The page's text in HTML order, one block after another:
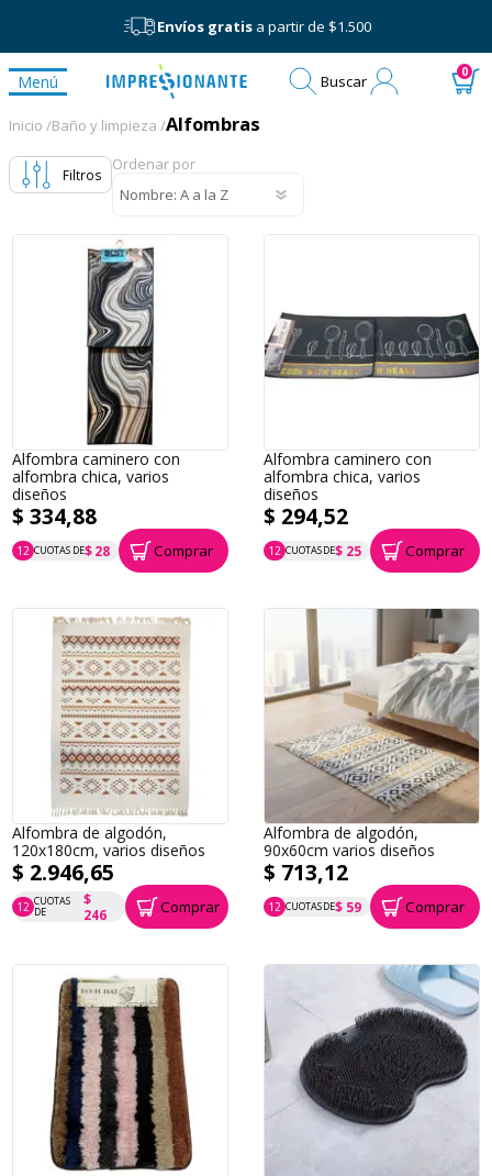
Envíos gratisa partir de $1.500
Menú Buscar 0
Alfombras
Inicio /Baño y limpieza /Alfombras
Filtros
Ordenar por
Alfombra caminero con
alfombra chica, varios
diseños
$ 334,88
12 CUOTAS DE$ 28
P.T.F. $ 335 Comprar
Alfombra caminero con
alfombra chica, varios
diseños
$ 294,52
12 CUOTAS DE$ 25
P.T.F. $ 295 Comprar
Alfombra de algodón,
120x180cm, varios diseños
$ 2.946,65
12 CUOTAS
DE
$
246
P.T.F. $ 2.947 Comprar
Alfombra de algodón,
90x60cm varios diseños
$ 713,12
12 CUOTAS DE$ 59
P.T.F. $ 713 Comprar